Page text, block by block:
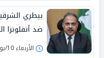
ضد أنفلونزا
الأربعاء 10/يونيو/2026 - 04:45 م